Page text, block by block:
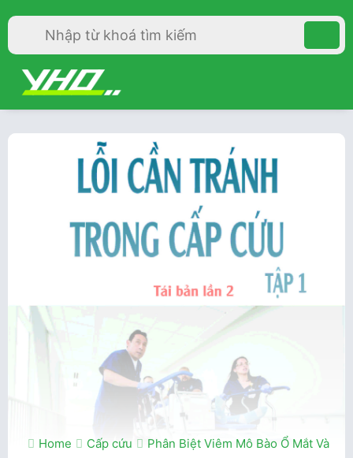
Home Cấp cứu
Phân Biệt Viêm Mô Bào Ổ Mắt Và